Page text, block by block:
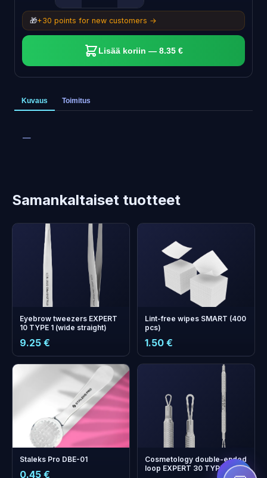
🎁+30 points for new customers →
Lisää koriin — 8.35 €
Kuvaus Toimitus
—
Samankaltaiset tuotteet
Eyebrow tweezers EXPERT
10 TYPE 1 (wide straight)
9.25 €
Lint-free wipes SMART (400
pcs)
1.50 €
Staleks Pro DBE-01
0.45 €
Cosmetology double-ended
loop EXPERT 30 TYPE 1
+0bonus points
Collect and save on your